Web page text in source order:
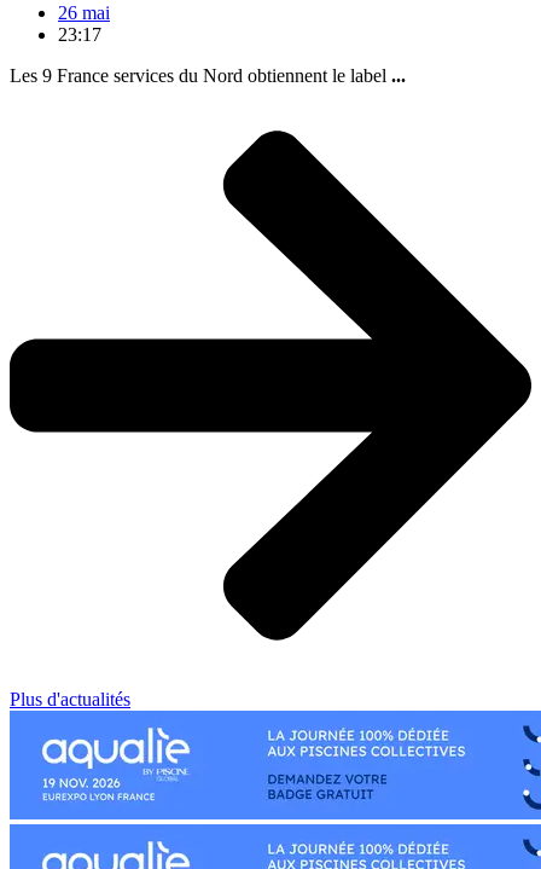
26 mai
23:17
Les 9 France services du Nord obtiennent le label ...
Plus d'actualités